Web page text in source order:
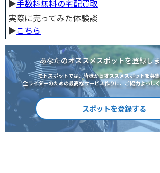
▶︎手数料無料の宅配買取
実際に売ってみた体験談
▶︎こちら
あなたのオススメスポットを登録し
モトスポットでは、皆様からオススメスポットを募
全ライダーのための最高なサービス作りに、ご協力よろしく
スポットを登録する